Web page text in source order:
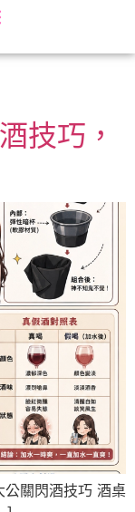
技巧，
公關閃酒技巧 酒桌